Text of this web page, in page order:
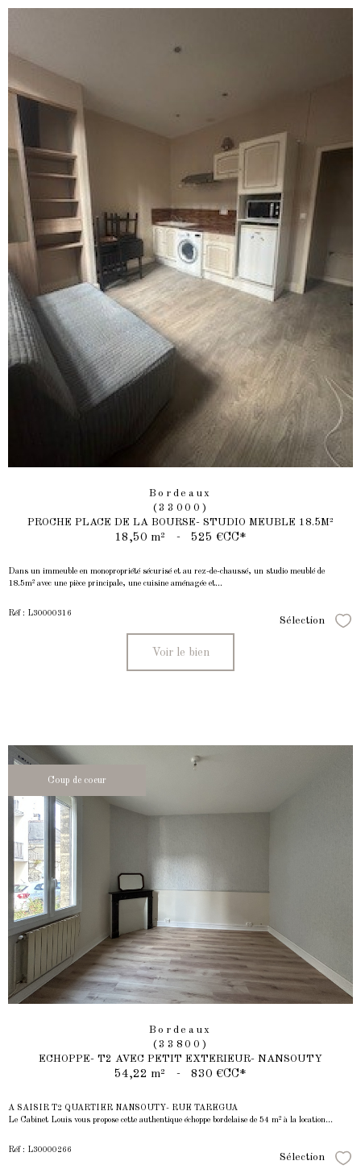
Bordeaux
(33000)
PROCHE PLACE DE LA BOURSE- STUDIO MEUBLE 18.5M²
18,50 m² - 525 €CC*
Dans un immeuble en monopropriété sécurisé et au rez-de-chaussé, un studio meublé de
18.5m² avec une pièce principale, une cuisine aménagée et...
Réf : L30000316
Sélection
Voir le bien
Coup de coeur
Bordeaux
(33800)
ECHOPPE- T2 AVEC PETIT EXTERIEUR- NANSOUTY
54,22 m² - 830 €CC*
A SAISIR T2 QUARTIER NANSOUTY- RUE TAREGUA
Le Cabinet Louis vous propose cette authentique échoppe bordelaise de 54 m² à la location...
Réf : L30000266
Sélection